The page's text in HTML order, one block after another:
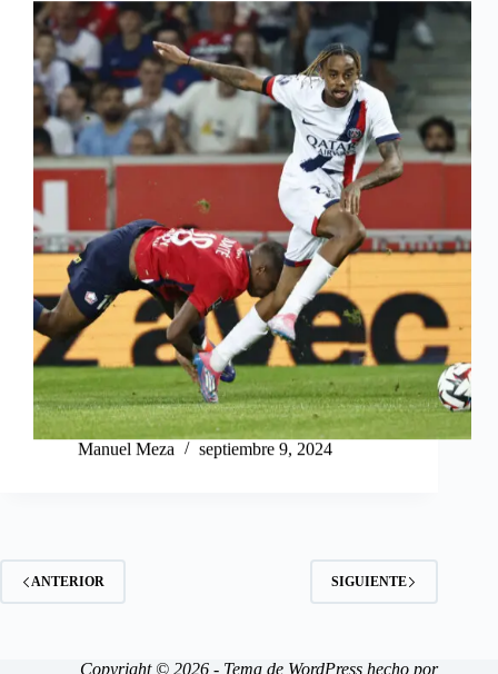
Manuel Meza septiembre 9, 2024
ANTERIOR SIGUIENTE
Copyright © 2026 - Tema de WordPress hecho por